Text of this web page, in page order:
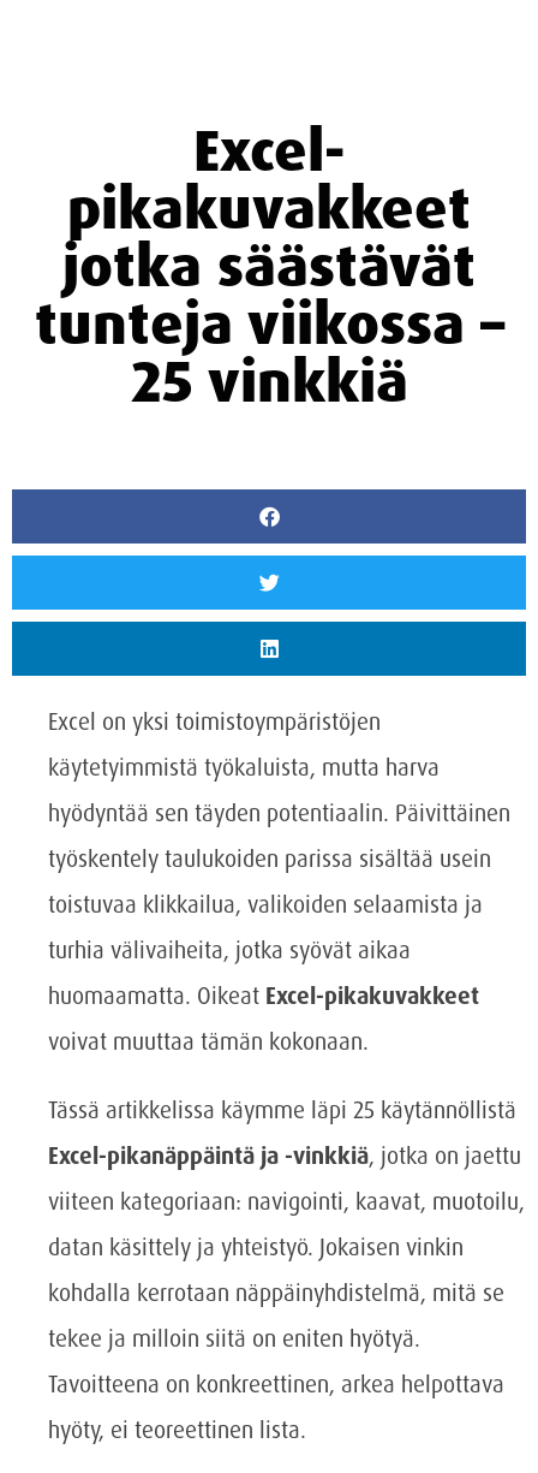
Excel-
pikakuvakkeet
jotka säästävät
tunteja viikossa –
25 vinkkiä
Excel on yksi toimistoympäristöjen
käytetyimmistä työkaluista, mutta harva
hyödyntää sen täyden potentiaalin. Päivittäinen
työskentely taulukoiden parissa sisältää usein
toistuvaa klikkailua, valikoiden selaamista ja
turhia välivaiheita, jotka syövät aikaa
huomaamatta. Oikeat Excel-pikakuvakkeet
voivat muuttaa tämän kokonaan.
Tässä artikkelissa käymme läpi 25 käytännöllistä
Excel-pikanäppäintä ja -vinkkiä, jotka on jaettu
viiteen kategoriaan: navigointi, kaavat, muotoilu,
datan käsittely ja yhteistyö. Jokaisen vinkin
kohdalla kerrotaan näppäinyhdistelmä, mitä se
tekee ja milloin siitä on eniten hyötyä.
Tavoitteena on konkreettinen, arkea helpottava
hyöty, ei teoreettinen lista.